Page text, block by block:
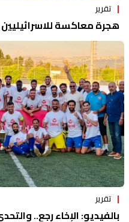
تقرير
هجرة معاكسة للاسرائيليين
تقرير
بالفيديو: الإخاء رجع..